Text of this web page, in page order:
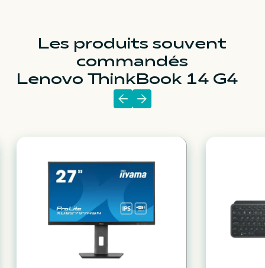
Les produits souvent
commandés
Lenovo ThinkBook 14 G4